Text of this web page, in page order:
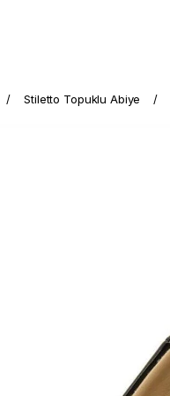
Stiletto Topuklu Abiye